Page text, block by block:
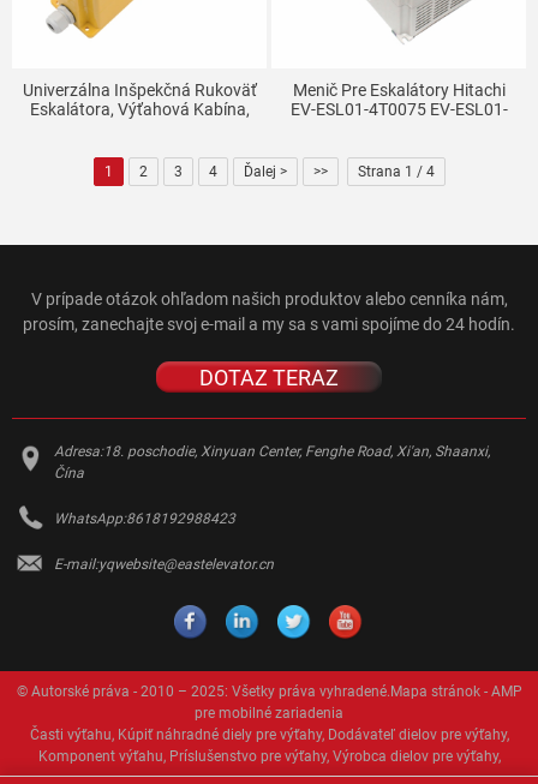
Univerzálna Inšpekčná Rukoväť
Eskalátora, Výťahová Kabína,
Diely Výťahu
Menič Pre Eskalátory Hitachi
EV-ESL01-4T0075 EV-ESL01-
1 2 3 4 Ďalej > >> Strana 1 / 4
V prípade otázok ohľadom našich produktov alebo cenníka nám,
prosím, zanechajte svoj e-mail a my sa s vami spojíme do 24 hodín.
DOTAZ TERAZ
Adresa:18. poschodie, Xinyuan Center, Fenghe Road, Xi'an, Shaanxi,
Čína
WhatsApp:8618192988423
E-mail:yqwebsite@eastelevator.cn
© Autorské práva - 2010 – 2025: Všetky práva vyhradené.Mapa stránok- AMP
pre mobilné zariadenia
Časti výťahu, Kúpiť náhradné diely pre výťahy, Dodávateľ dielov pre výťahy,
Komponent výťahu, Príslušenstvo pre výťahy, Výrobca dielov pre výťahy,